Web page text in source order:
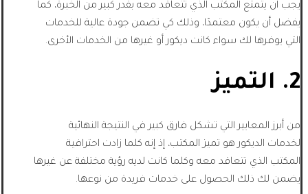
يجب أن يتمتع المكتب الذي تتعاقد معه بقدر كبير من الخبرة، كما
يفضل أن يكون معتمدًا، وذلك كي تضمن جودة عالية للخدمات
التي يوفرها لك سواء كانت ديكور أو غيرها من الخدمات الأخرى.
2. التميز
من أبرز المعايير التي تشكل فارق كبير في النتيجة النهائية
لخدمات الديكور هو تميز المكتب، إذ إنه كلما زادت احترافية
المكتب الذي تتعاقد معه وكلما كانت لديه رؤية مختلفة عن غيرها
يضمن لك ذلك الحصول على خدمات فريدة من نوعها.